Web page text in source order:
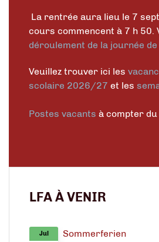
La rentrée aura lieu le 7
cours commencent à 7 h 50.
déroulement de la journée
Veuillez trouver ici les
scolaire 2026/27 et les
Postes vacants à compter
LFA À VENIR
Jul Sommerferien